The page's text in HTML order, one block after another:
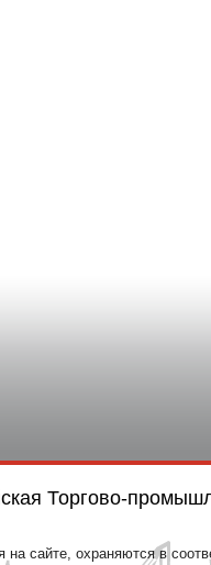
Торгово-
сайте, охраняются в